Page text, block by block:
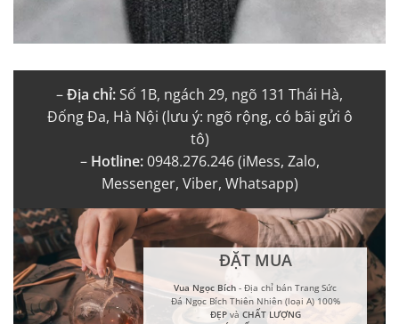
–Địa chỉ:Số 1B, ngách 29, ngõ 131 Thái Hà,
Đống Đa, Hà Nội (lưu ý: ngõ rộng, có bãi gửi ô
tô)
– Hotline:0948.276.246 (iMess, Zalo,
Messenger, Viber, Whatsapp)
ĐẶT MUA
Vua Ngọc Bích - Địa chỉ bán Trang Sức
Đá Ngọc Bích Thiên Nhiên (loại A) 100%
ĐẸPvà CHẤT LƯỢNG